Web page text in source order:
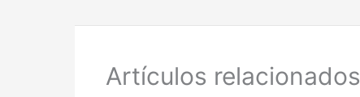
Artículos relacionados